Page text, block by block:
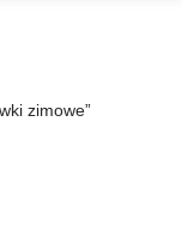
zimowe”